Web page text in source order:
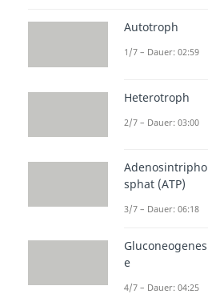
Autotroph
1/7 – Dauer: 02:59
Heterotroph
2/7 – Dauer: 03:00
Adenosintripho
sphat (ATP)
3/7 – Dauer: 06:18
Gluconeogenes
e
4/7 – Dauer: 04:25